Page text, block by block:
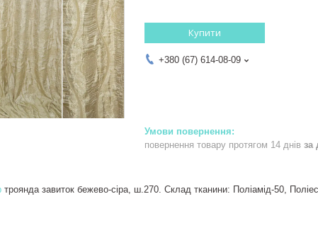
Купити
+380 (67) 614-08-09
повернення товару протягом 14 днів за
троянда завиток бежево-сіра, ш.270. Склад тканини: Поліамід-50,